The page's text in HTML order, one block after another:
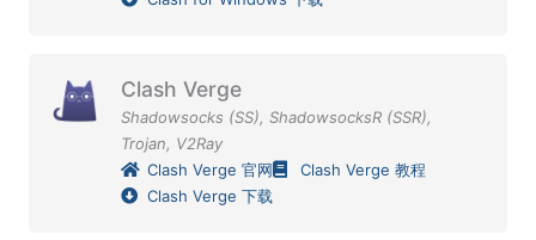
Clash Verge
Shadowsocks (SS), ShadowsocksR (SSR),
Trojan, V2Ray
Clash Verge 官网
Clash Verge 教程
Clash Verge 下载